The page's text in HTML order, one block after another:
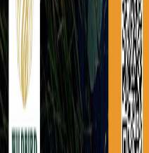
Why Join Findtourgo? How
UpFAQ How to List Your Tour
For Travelers
Find tourHow to Book
Company
About Us Contact Terms of